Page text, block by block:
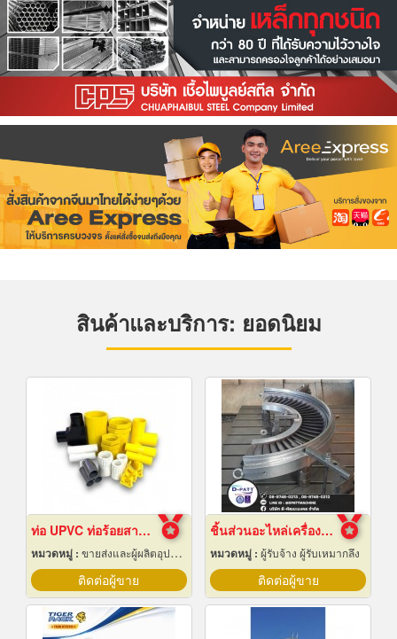
สินค้าและบริการ: ยอดนิยม
ท่อ UPVC ท่อร้อยสายไฟ ท่อขาว ท่อเหลือง พัทยา ชลบุรี
หมวดหมู่ : ขายส่งและผู้ผลิตอุปกรณ์เครื่องใช้ไฟฟ้า
ติดต่อผู้ขาย
ชิ้นส่วนอะไหล่เครื่องจักรกล
หมวดหมู่ : ผู้รับจ้าง ผู้รับเหมากลึง
ติดต่อผู้ขาย